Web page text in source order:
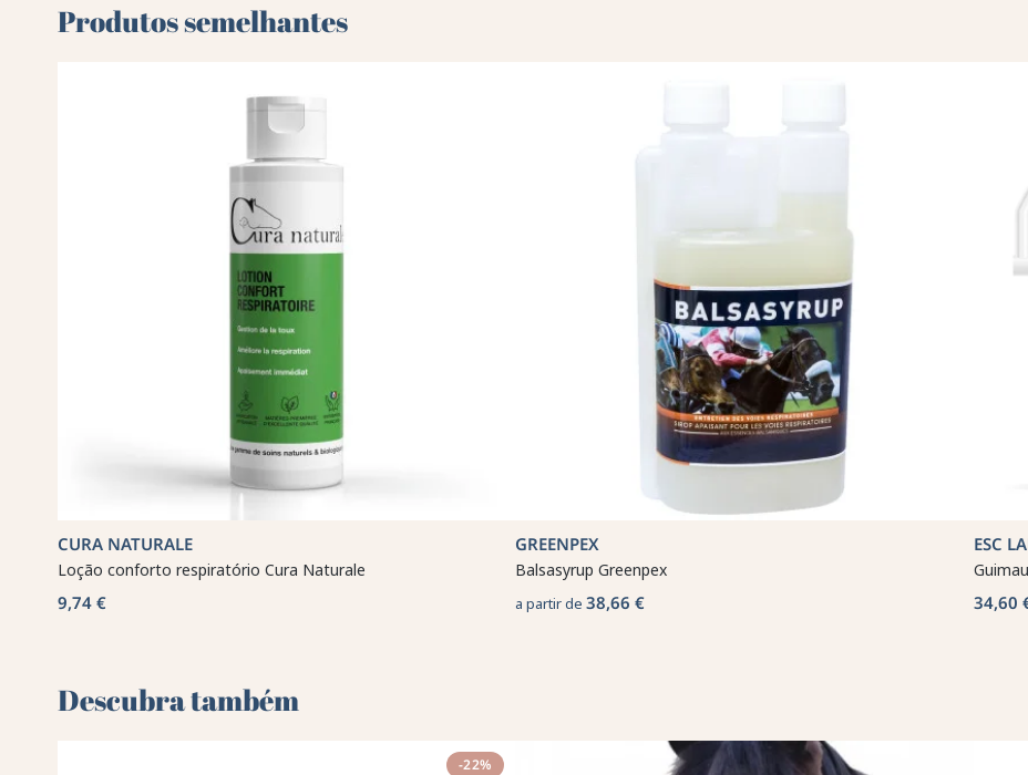
Produtos semelhantes
CURA NATURALE
Loção conforto respiratório Cura Naturale
9,74 €
GREENPEX
Balsasyrup Greenpex
a partir de38,66 €
ESC
34,60
Descubra também 🌻
-22%